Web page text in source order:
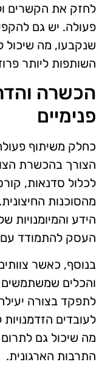
לחזק את הקשרים
פעולה. יש גם
שנקבעו, מה שיכול
השותפות ליותר
הכשרה
פנימיים
כחלק משיתוף
הצורך בהכשרת
לכלול סדנאות,
מהסוכנות
הידע והמיומנויות
העסק להתמודד
בנוסף, כאשר
והכלים שמשתמשים
לתפקד בצורה
לעובדים
מה שיכול גם
התרבות הארגונית.